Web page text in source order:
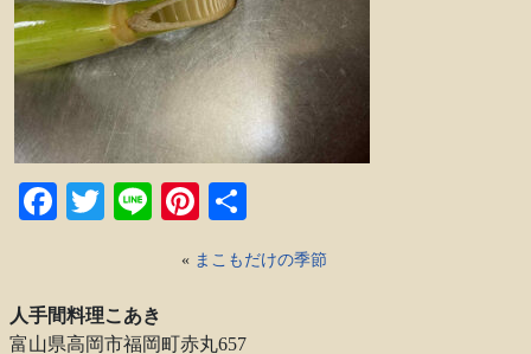
Facebook
TwitterLinePinterest
« まこもだけの季節
人手間料理こあき
富山県高岡市福岡町赤丸657